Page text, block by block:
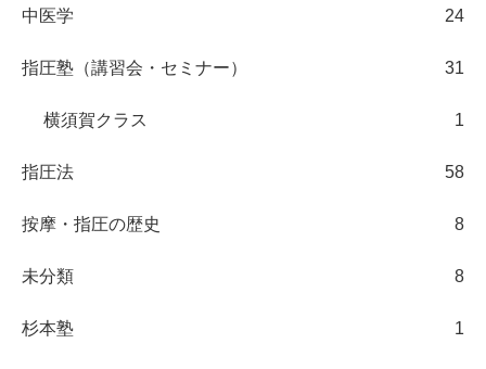
中医学 24
指圧塾（講習会・セミナー） 31
横須賀クラス 1
指圧法 58
按摩・指圧の歴史 8
未分類 8
杉本塾 1